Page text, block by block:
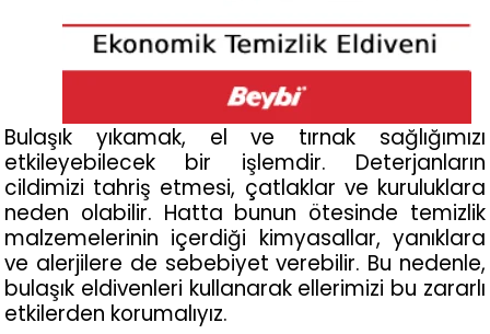
Bulaşık yıkamak, el ve tırnak sağlığımızı
etkileyebilecek bir işlemdir. Deterjanların
cildimizi tahriş etmesi, çatlaklar ve kuruluklara
neden olabilir. Hatta bunun ötesinde temizlik
malzemelerinin içerdiği kimyasallar, yanıklara
ve alerjilere de sebebiyet verebilir. Bu nedenle,
bulaşık eldivenleri kullanarak ellerimizi bu zararlı
etkilerden korumalıyız.